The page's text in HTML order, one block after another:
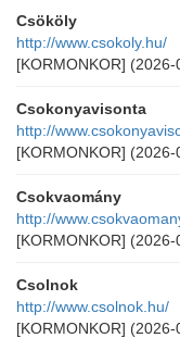
Csököly
http://www.csokoly.hu/
[KORMONKOR] (2026-
Csokonyavisonta
http://
[KORMONKOR] (2026-
Csokvaomány
http://
[KORMONKOR] (2026-
Csolnok
http://www.csolnok.hu/
[KORMONKOR] (2026-